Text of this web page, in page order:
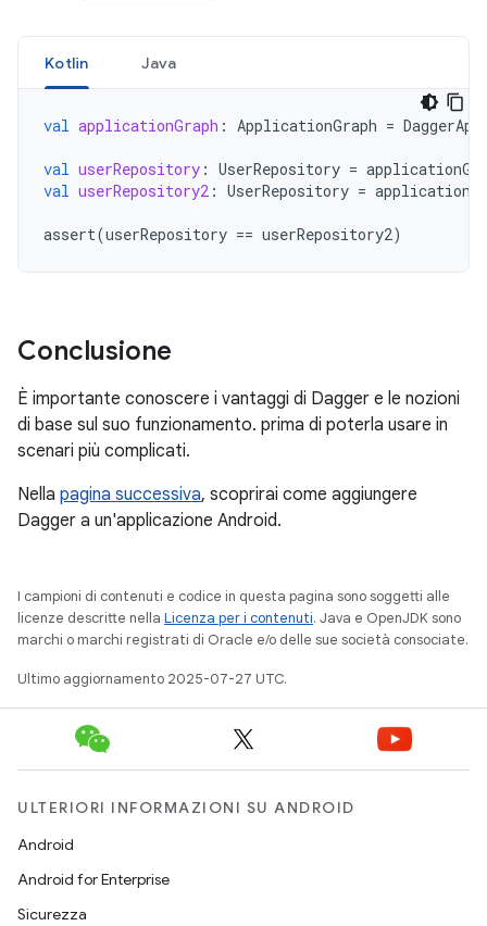
Kotlin Java
val applicationGraph : ApplicationGraph =
val userRepository : UserRepository =
val userRepository2 : UserRepository =
assert(userRepository == userRepository2)
Conclusione
È importante conoscere i vantaggi di Dagger e le nozioni
di base sul suo funzionamento. prima di poterla usare in
scenari più complicati.
Nella pagina successiva, scoprirai come aggiungere
Dagger a un'applicazione Android.
I campioni di contenuti e codice in questa pagina sono soggetti alle
licenze descritte nella Licenza per i contenuti. Java e OpenJDK sono
marchi o marchi registrati di Oracle e/o delle sue società consociate.
Ultimo aggiornamento 2025-07-27 UTC.
ULTERIORI INFORMAZIONI SU ANDROID
Android
Android for Enterprise
Sicurezza